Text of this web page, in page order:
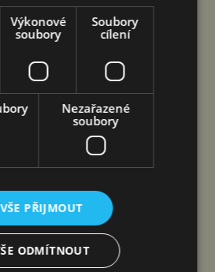
Bohemia, proti které bylo
prostředí (ČIŽP) čtyři
řízení, na
v souladu se
státního podniku Diamo.
Výkonové
soubory
Soubory
cílení
Nezařazené
soubory
VŠE PŘIJMOUT
ODMÍTNOUT